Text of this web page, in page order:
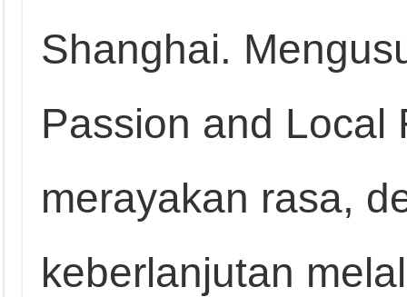
Shanghai.
Passion and Local
merayakan rasa,
keberlanjutan